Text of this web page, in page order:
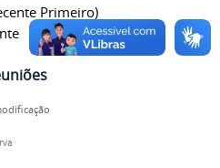
Primeiro)